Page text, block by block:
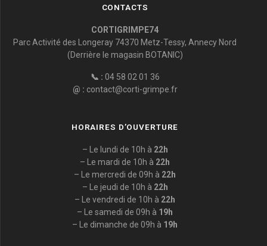
CONTACTS
CORTIGRIMPE74
Parc Activité des Longeray 74370 Metz-Tessy, Annecy Nord
(Derrière le magasin BOTANIC)
📞 : 04 58 02 01 36
@ : contact@corti-grimpe.fr
HORAIRES D’OUVERTURE
– Le lundi de 10h à 22h
– Le mardi de 10h à 22h
– Le mercredi de 09h à 22h
– Le jeudi de 10h à 22h
– Le vendredi de 10h à 22h
– Le samedi de 09h à 19h
– Le dimanche de 09h à 19h